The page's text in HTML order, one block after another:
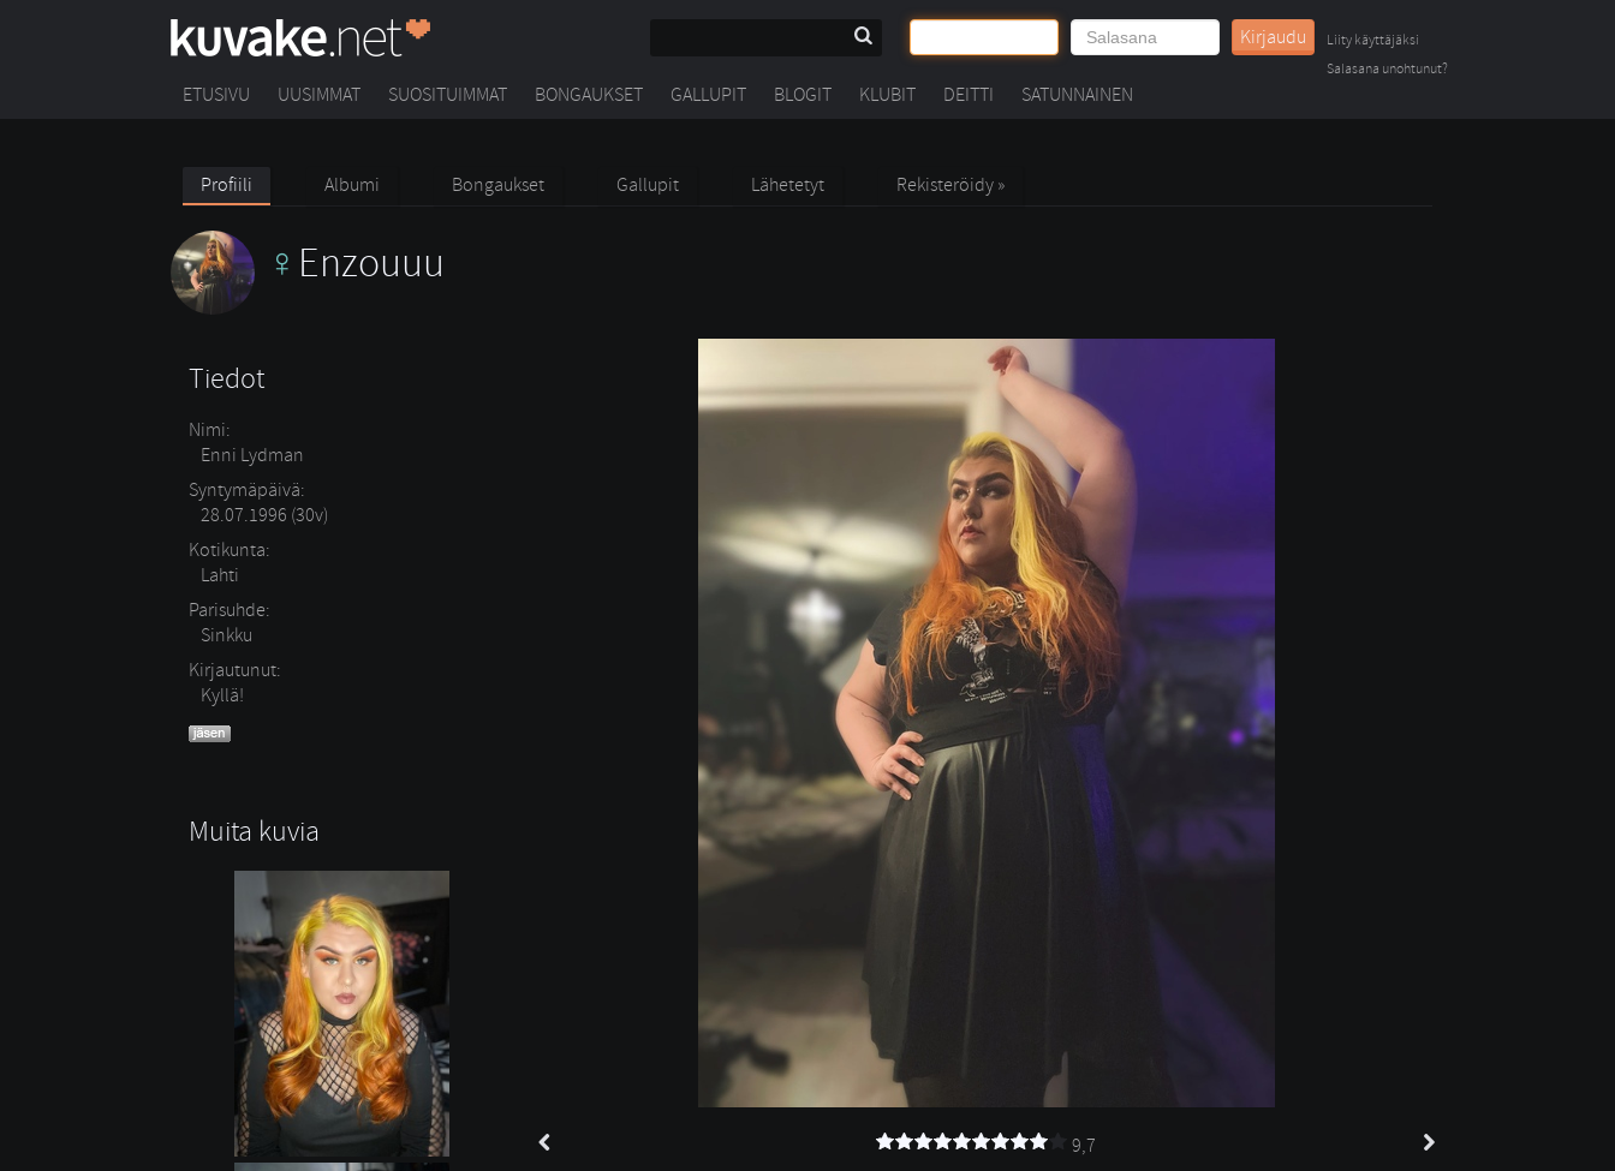
Kirjaudu
Liity käyttäjäksi
Salasana unohtunut?
ETUSIVU UUSIMMAT SUOSITUIMMAT BONGAUKSET GALLUPIT BLOGIT KLUBIT DEITTI SATUNNAINEN
Profiili Albumi Bongaukset Gallupit Lähetetyt Rekisteröidy »
Enzouuu
Tiedot
Nimi:
Enni Lydman
Syntymäpäivä:
28.07.1996 (30v)
Kotikunta:
Lahti
Parisuhde:
Sinkku
Kirjautunut:
Kyllä!
Muita kuvia
9,7